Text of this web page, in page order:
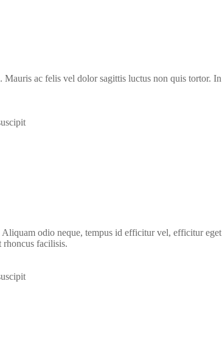
Mauris ac felis vel dolor sagittis luctus non quis tortor. In
odio neque, tempus id efficitur vel, efficitur eget
facilisis.